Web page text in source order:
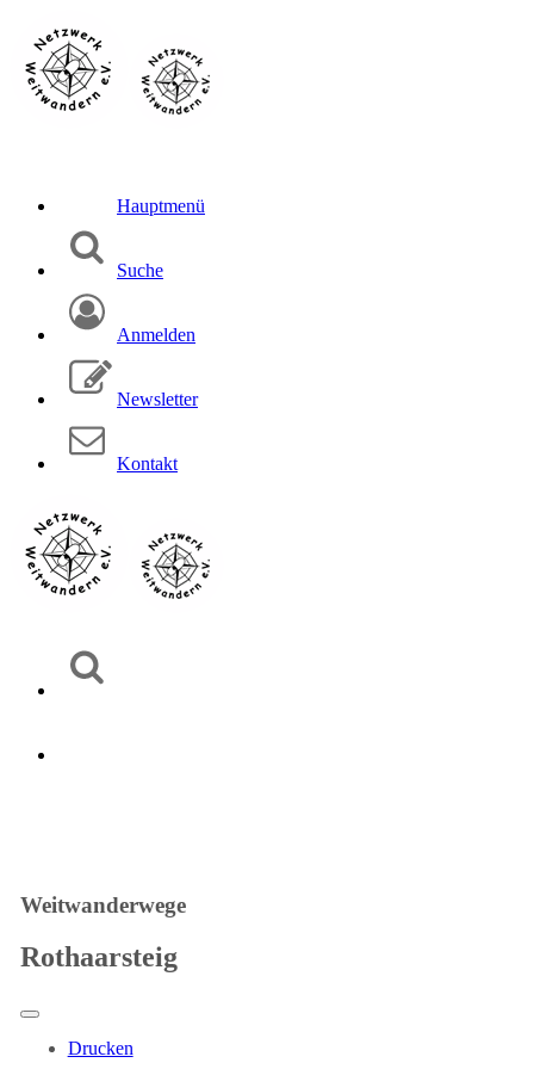
Hauptmenü
Suche
Anmelden
Newsletter
Kontakt
Weitwanderwege
Rothaarsteig
Drucken